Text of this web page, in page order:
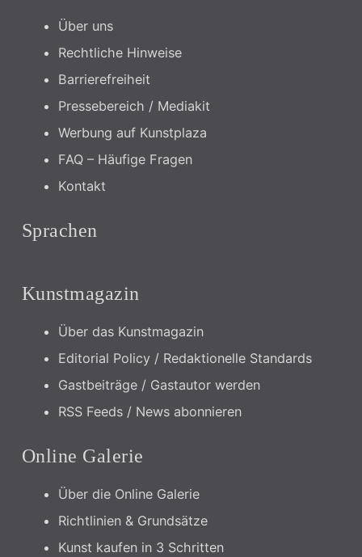
Über uns
Rechtliche Hinweise
Barrierefreiheit
Pressebereich / Mediakit
Werbung auf Kunstplaza
FAQ – Häufige Fragen
Kontakt
Sprachen
Kunstmagazin
Über das Kunstmagazin
Editorial Policy / Redaktionelle Standards
Gastbeiträge / Gastautor werden
RSS Feeds / News abonnieren
Online Galerie
Über die Online Galerie
Richtlinien & Grundsätze
Kunst kaufen in 3 Schritten